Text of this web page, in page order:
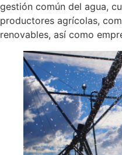
gestión común del agua,
productores agrícolas,
renovables, así como